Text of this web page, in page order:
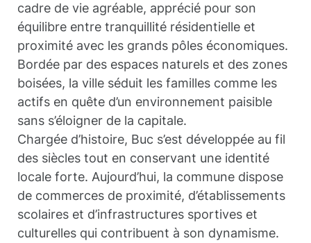
cadre de vie agréable, apprécié pour son
équilibre entre tranquillité résidentielle et
proximité avec les grands pôles économiques.
Bordée par des espaces naturels et des zones
boisées, la ville séduit les familles comme les
actifs en quête d’un environnement paisible
sans s’éloigner de la capitale.
Chargée d’histoire, Buc s’est développée au fil
des siècles tout en conservant une identité
locale forte. Aujourd’hui, la commune dispose
de commerces de proximité, d’établissements
scolaires et d’infrastructures sportives et
culturelles qui contribuent à son dynamisme.